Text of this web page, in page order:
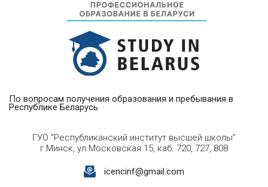
По вопросам получения образования и пребывания в
Республике Беларусь
ГУО "Республиканский институт высшей школы"
г.Минск, ул.Московская 15, каб. 720, 727, 808
icencinf@gmail.com